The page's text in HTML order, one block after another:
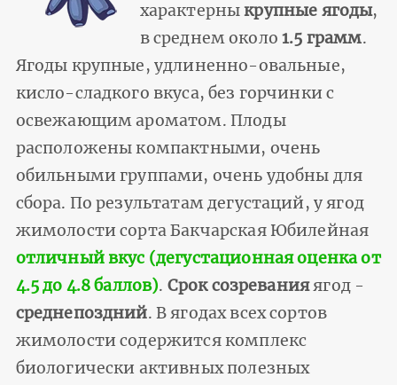
характерныкрупные ягоды,
в среднем около1.5 грамм.
Ягоды крупные, удлиненно-овальные,
кисло-сладкого вкуса, без горчинки с
освежающим ароматом. Плоды
расположены компактными, очень
обильными группами, очень удобны для
сбора. По результатам дегустаций, у ягод
жимолости сорта Бакчарская Юбилейная
отличный вкус (дегустационная оценка от
4.5 до 4.8 баллов). Срок созреванияягод -
среднепоздний. В ягодах всех сортов
жимолости содержится комплекс
биологически активных полезных